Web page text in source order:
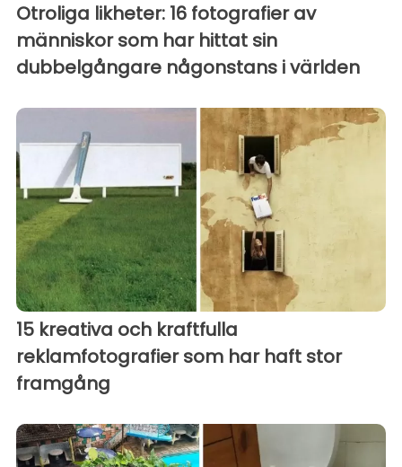
Otroliga likheter: 16 fotografier av
människor som har hittat sin
dubbelgångare någonstans i världen
15 kreativa och kraftfulla
reklamfotografier som har haft stor
framgång